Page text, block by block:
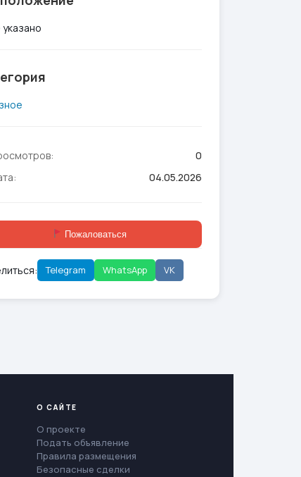
0
04.05.2026
Пожаловаться
Telegram WhatsApp VK
О САЙТЕ
О проекте
Подать объявление
Правила размещения
Безопасные сделки